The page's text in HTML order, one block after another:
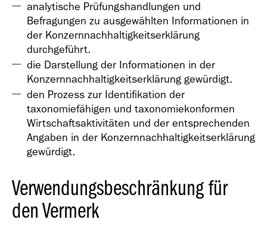
analytische Prüfungshandlungen und
Befragungen zu ausgewählten Informationen in
der Konzernnachhaltigkeitserklärung
durchgeführt.
die Darstellung der Informationen in der
Konzernnachhaltigkeitserklärung gewürdigt.
den Prozess zur Identifikation der
taxonomiefähigen und taxonomiekonformen
Wirtschaftsaktivitäten und der entsprechenden
Angaben in der Konzernnachhaltigkeitserklärung
gewürdigt.
Verwendungsbeschränkung für
den Vermerk